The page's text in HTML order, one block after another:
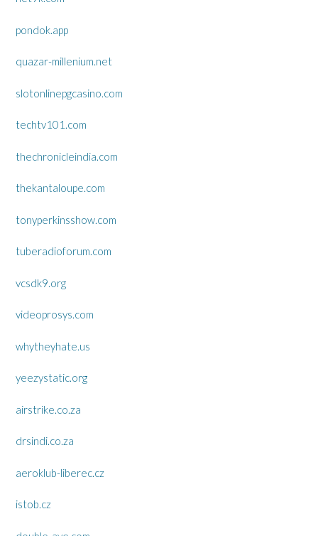
pondok.app
quazar-millenium.net
slotonlinepgcasino.com
techtv101.com
thechronicleindia.com
thekantaloupe.com
tonyperkinsshow.com
tuberadioforum.com
vcsdk9.org
videoprosys.com
whytheyhate.us
yeezystatic.org
airstrike.co.za
drsindi.co.za
aeroklub-liberec.cz
istob.cz